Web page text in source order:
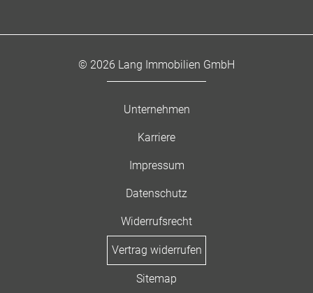
© 2026 Lang Immobilien GmbH
Unternehmen
Karriere
Impressum
Datenschutz
Widerrufsrecht
Vertrag widerrufen
Sitemap